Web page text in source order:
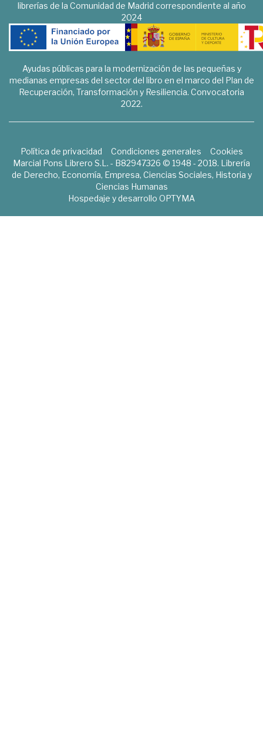
librerías de la Comunidad de Madrid correspondiente al año
2024
Ayudas públicas para la modernización de las pequeñas y
medianas empresas del sector del libro en el marco del Plan de
Recuperación, Transformación y Resiliencia. Convocatoria
2022.
Política de privacidad Condiciones generales
Cookies
Marcial Pons Librero S.L. - B82947326 © 1948 - 2018. Librería
de Derecho, Economía, Empresa, Ciencias Sociales, Historia y
Ciencias Humanas
Hospedaje y desarrollo OPTYMA